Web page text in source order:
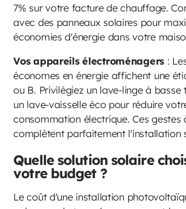
7% sur votre facture de chauffage.
avec des panneaux solaires pour
économies d'énergie dans votre
Vos appareils électroménagers :
économes en énergie affichent une
ou B. Privilégiez un lave-linge à
un lave-vaisselle éco pour réduire
consommation électrique. Ces gestes
complètent parfaitement l'installation
Quelle solution solaire
votre budget ?
Le coût d'une installation